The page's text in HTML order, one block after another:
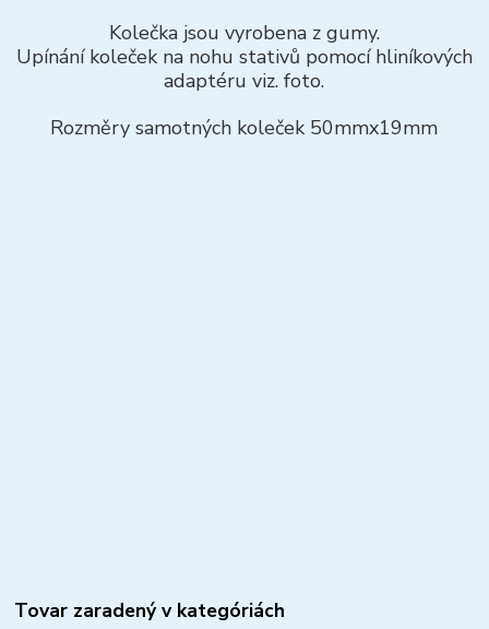
Kolečka jsou vyrobena z gumy.
Upínání koleček na nohu stativů pomocí hliníkových
adaptéru viz. foto.
Rozměry samotných koleček 50mmx19mm
Tovar zaradený v kategóriách